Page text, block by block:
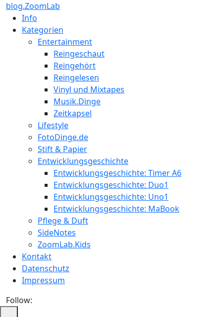
blog.ZoomLab
Info
Kategorien
Entertainment
Reingeschaut
Reingehört
Reingelesen
Vinyl und Mixtapes
Musik.Dinge
Zeitkapsel
Lifestyle
FotoDinge.de
Stift & Papier
Entwicklungsgeschichte
Entwicklungsgeschichte: Timer A6
Entwicklungsgeschichte: Duo1
Entwicklungsgeschichte: Uno1
Entwicklungsgeschichte: MaBook
Pflege & Duft
SideNotes
ZoomLab.Kids
Kontakt
Datenschutz
Impressum
Follow: